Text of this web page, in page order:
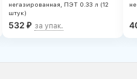
негазированная, ПЭТ 0.33 л (12
штук)
532 ₽ за упак.